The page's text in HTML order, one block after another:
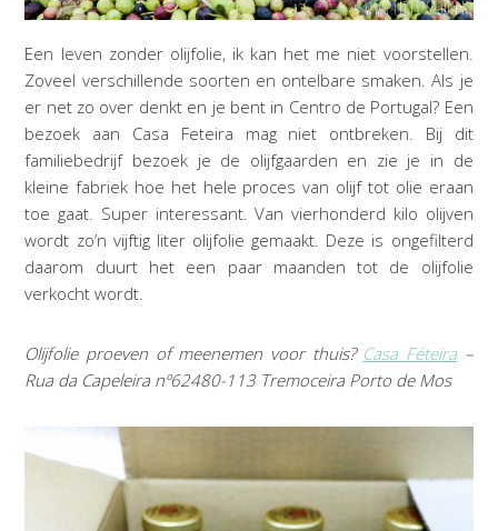
Een leven zonder olijfolie, ik kan het me niet voorstellen.
Zoveel verschillende soorten en ontelbare smaken. Als je
er net zo over denkt en je bent in Centro de Portugal? Een
bezoek aan Casa Feteira mag niet ontbreken. Bij dit
familiebedrijf bezoek je de olijfgaarden en zie je in de
kleine fabriek hoe het hele proces van olijf tot olie eraan
toe gaat. Super interessant. Van vierhonderd kilo olijven
wordt zo’n vijftig liter olijfolie gemaakt. Deze is ongefilterd
daarom duurt het een paar maanden tot de olijfolie
verkocht wordt.
Olijfolie proeven of meenemen voor thuis? Casa Féteira–
Rua da Capeleira nº62480-113 Tremoceira Porto de Mos